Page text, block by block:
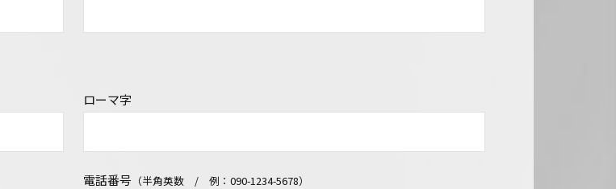
ローマ字
電話番号 （半角英数 / 例：090-1234-5678）